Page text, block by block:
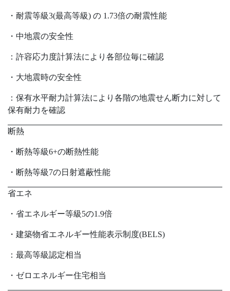
・耐震等級3(最高等級) の 1.73倍の耐震性能
・中地震の安全性
：許容応力度計算法により各部位毎に確認
・大地震時の安全性
：保有水平耐力計算法により各階の地震せん断力に対して
保有耐力を確認
断熱
・断熱等級6+の断熱性能
・断熱等級7の日射遮蔽性能
省エネ
・省エネルギー等級5の1.9倍
・建築物省エネルギー性能表示制度(BELS)
：最高等級認定相当
・ゼロエネルギー住宅相当